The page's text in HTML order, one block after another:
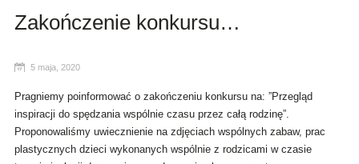
Zakończenie konkursu…
5 maja, 2020
Pragniemy poinformować o zakończeniu konkursu na: ”Przegląd
inspiracji do spędzania wspólnie czasu przez całą rodzinę”.
Proponowaliśmy uwiecznienie na zdjęciach wspólnych zabaw, prac
plastycznych dzieci wykonanych wspólnie z rodzicami w czasie